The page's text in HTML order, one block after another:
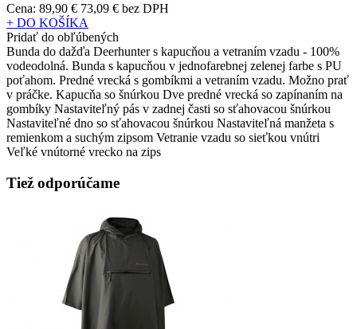
Cena: 89,90 € 73,09 € bez DPH
+ DO KOŠÍKA
Pridať do obľúbených
Bunda do dažďa Deerhunter s kapucňou a vetraním vzadu - 100%
vodeodolná. Bunda s kapucňou v jednofarebnej zelenej farbe s PU
poťahom. Predné vrecká s gombíkmi a vetraním vzadu. Možno prať
v práčke. Kapucňa so šnúrkou Dve predné vrecká so zapínaním na
gombíky Nastaviteľný pás v zadnej časti so sťahovacou šnúrkou
Nastaviteľné dno so sťahovacou šnúrkou Nastaviteľná manžeta s
remienkom a suchým zipsom Vetranie vzadu so sieťkou vnútri
Veľké vnútorné vrecko na zips
Tiež odporúčame